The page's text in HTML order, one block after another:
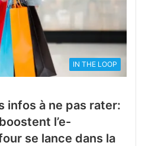
IN THE LOOP
infos à ne pas rater:
l’e-
se lance dans la